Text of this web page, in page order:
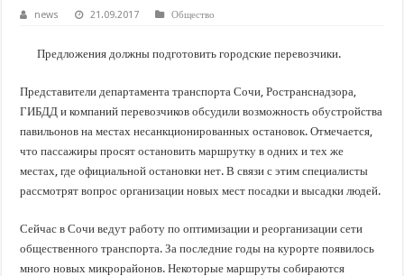
В городах и районах Кубани отметили День России
Стартовал прием заявок на 20-й юбилейный молодежный форум «Регион 93»
news 21.09.2017 Общество
Предложения должны подготовить городские перевозчики.
Представители департамента транспорта Сочи, Ространснадзора,
ГИБДД и компаний перевозчиков обсудили возможность обустройства
павильонов на местах несанкционированных остановок. Отмечается,
что пассажиры просят остановить маршрутку в одних и тех же
местах, где официальной остановки нет. В связи с этим специалисты
рассмотрят вопрос организации новых мест посадки и высадки людей.
Сейчас в Сочи ведут работу по оптимизации и реорганизации сети
общественного транспорта. За последние годы на курорте появилось
много новых микрорайонов. Некоторые маршруты собираются